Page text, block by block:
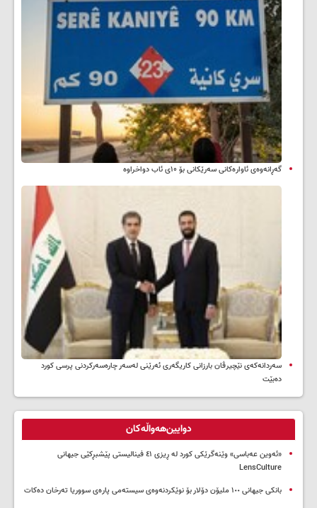
گەڕانەوەی ئاوارەکانی سەرێکانی بۆ ۱۰ی ئاب دواخراوە
سه‌ردانه‌کەی نێچیرڤان بارزانی كاریگه‌ری ئه‌رێنی له‌سه‌ر چاره‌سه‌ركردنی پرسی كورد
ده‌بێت
دوایین‌هەواڵەکان
«ئەوین عەباسی» وێنەگرێکی کورد لە ڕیزی ٤١ فینالیستی پێشبڕکێی جیهانی
LensCulture
بانکی جیهانی ١٠٠ ملیۆن دۆلار بۆ نوێکردنەوەی سیستەمی پارەی سووریا تەرخان دەکات